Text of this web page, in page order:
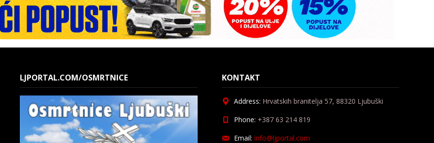
LJPORTAL.COM/OSMRTNICE KONTAKT
Address: Hrvatskih branitelja 57, 88320 Ljubuški
Phone: +387 63 214 819
Email: info@ljportal.com